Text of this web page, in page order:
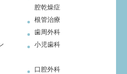
腔乾燥症
根管治療
歯周外科
小児歯科
口腔外科